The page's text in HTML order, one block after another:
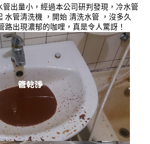
管出量小，經過本公司研判發現，冷水管
水管清洗機 ，開始 清洗水管 ，沒多久
路出現濃郁的咖哩，真是令人驚訝！